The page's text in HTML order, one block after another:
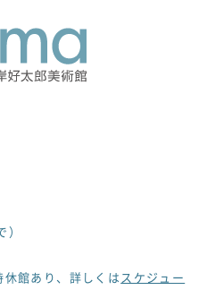
館あり、詳しくは スケジュー